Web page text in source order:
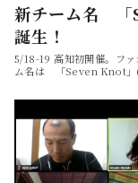
新チーム名 「
誕生！
5/18-19 高知初開催。フ
ム名は 「Seven Knot」(